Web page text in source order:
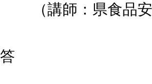
：県食品安全